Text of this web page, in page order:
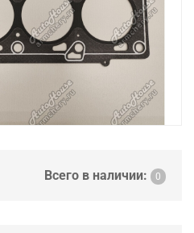
Всего в наличии: 0